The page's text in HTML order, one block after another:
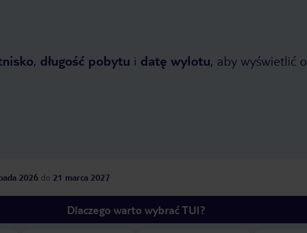
, długość pobytu i datę wylotu, aby wyświetlić
2026 do 21 marca 2027
Dlaczego warto wybrać TUI?